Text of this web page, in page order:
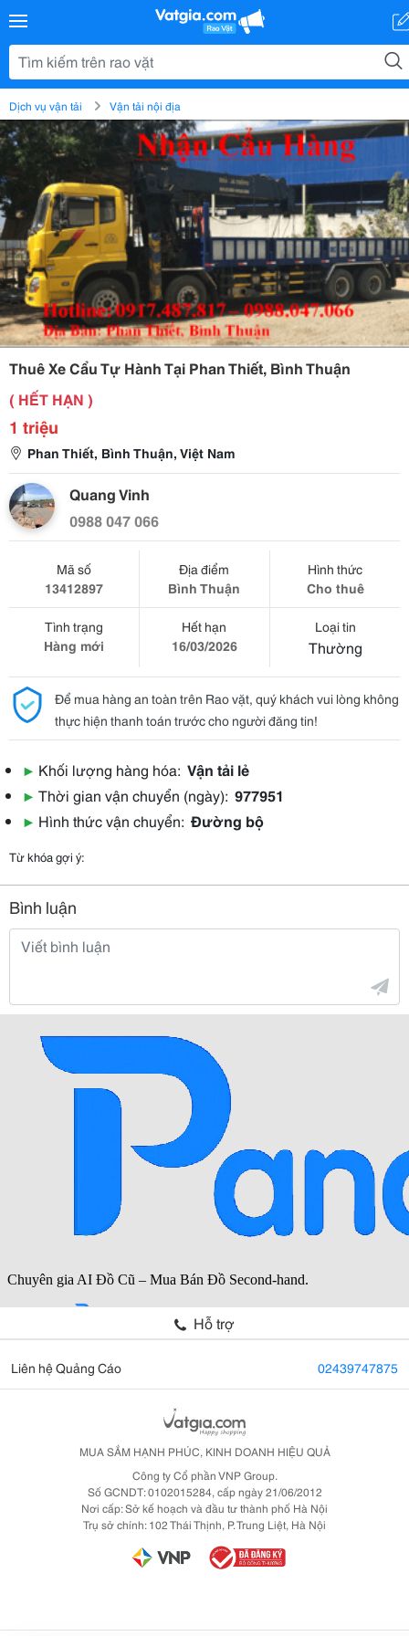
Dịch vụ vận tải Vận tải nội địa
Thuê Xe Cẩu Tự Hành Tại Phan Thiết, Bình Thuận
( HẾT HẠN )
1 triệu
Phan Thiết, Bình Thuận, Việt Nam
Quang Vinh
0988 047 066
Mã số
13412897
Địa điểm
Bình Thuận
Hình thức
Cho thuê
Tình trạng
Hàng mới
Hết hạn
16/03/2026
Loại tin
Thường
Để mua hàng an toàn trên Rao vặt, quý khách vui lòng không
thực hiện thanh toán trước cho người đăng tin!
▶ Khối lượng hàng hóa: Vận tải lẻ
▶ Thời gian vận chuyển (ngày): 977951
▶ Hình thức vận chuyển: Đường bộ
Từ khóa gợi ý:
Bình luận
Hỗ trợ
Liên hệ Quảng Cáo 02439747875
MUA SẮM HẠNH PHÚC, KINH DOANH HIỆU QUẢ
Công ty Cổ phần VNP Group.
Số GCNDT: 0102015284, cấp ngày 21/06/2012
Nơi cấp: Sở kế hoạch và đầu tư thành phố Hà Nội
Trụ sở chính: 102 Thái Thịnh, P. Trung Liệt, Hà Nội